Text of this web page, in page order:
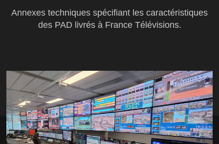
Annexes techniques spécifiant les caractéristiques
des PAD livrés à France Télévisions.